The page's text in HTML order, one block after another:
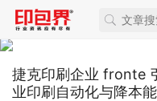
捷克印刷企业 fronte
业印刷自动化与降本